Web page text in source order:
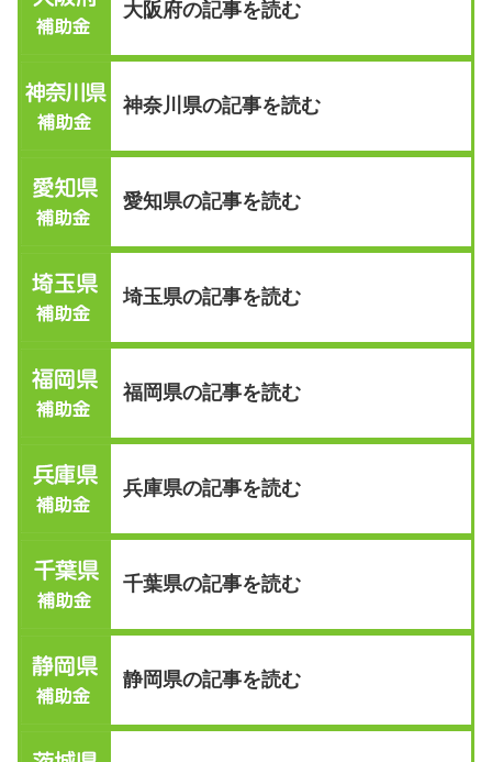
大阪府の記事を読む
神奈川県の記事を読む
愛知県の記事を読む
埼玉県の記事を読む
福岡県の記事を読む
兵庫県の記事を読む
千葉県の記事を読む
静岡県の記事を読む